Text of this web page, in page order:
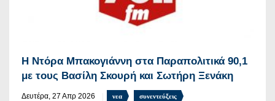
Η Ντόρα Μπακογιάννη στα Παραπολιτικά 90,1
με τους Βασίλη Σκουρή και Σωτήρη Ξενάκη
Δευτέρα, 27 Απρ 2026 νεα συνεντεύξεις